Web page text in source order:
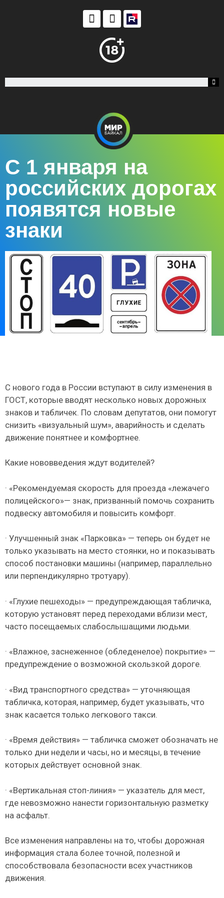
С 1 января на
российских дорогах
появятся новые
знаки
С нового года в России вступают в силу изменения в
ГОСТ, которые вводят несколько новых дорожных
знаков и табличек. По словам депутатов, они помогут
снизить «визуальный шум», аварийность и сделать
движение понятнее и комфортнее.
Какие нововведения ждут водителей?
· «Рекомендуемая скорость для проезда «лежачего
полицейского»— знак, призванный помочь сохранить
подвеску автомобиля и повысить комфорт.
· Улучшенный знак «Парковка» — теперь он будет не
только указывать на место стоянки, но и показывать
способ постановки машины (например, параллельно
или перпендикулярно тротуару).
· «Глухие пешеходы» — предупреждающая табличка,
которую установят перед переходами вблизи мест,
часто посещаемых слабослышащими людьми.
· «Влажное, заснеженное (обледенелое) покрытие» —
предупреждение о возможной скользкой дороге.
· «Вид транспортного средства» — уточняющая
табличка, которая, например, будет указывать, что
знак касается только легкового такси.
· «Время действия» — табличка сможет обозначать не
только дни недели и часы, но и месяцы, в течение
которых действует основной знак.
· «Вертикальная стоп-линия» — указатель для мест,
где невозможно нанести горизонтальную разметку
на асфальт.
Все изменения направлены на то, чтобы дорожная
информация стала более точной, полезной и
способствовала безопасности всех участников
движения.